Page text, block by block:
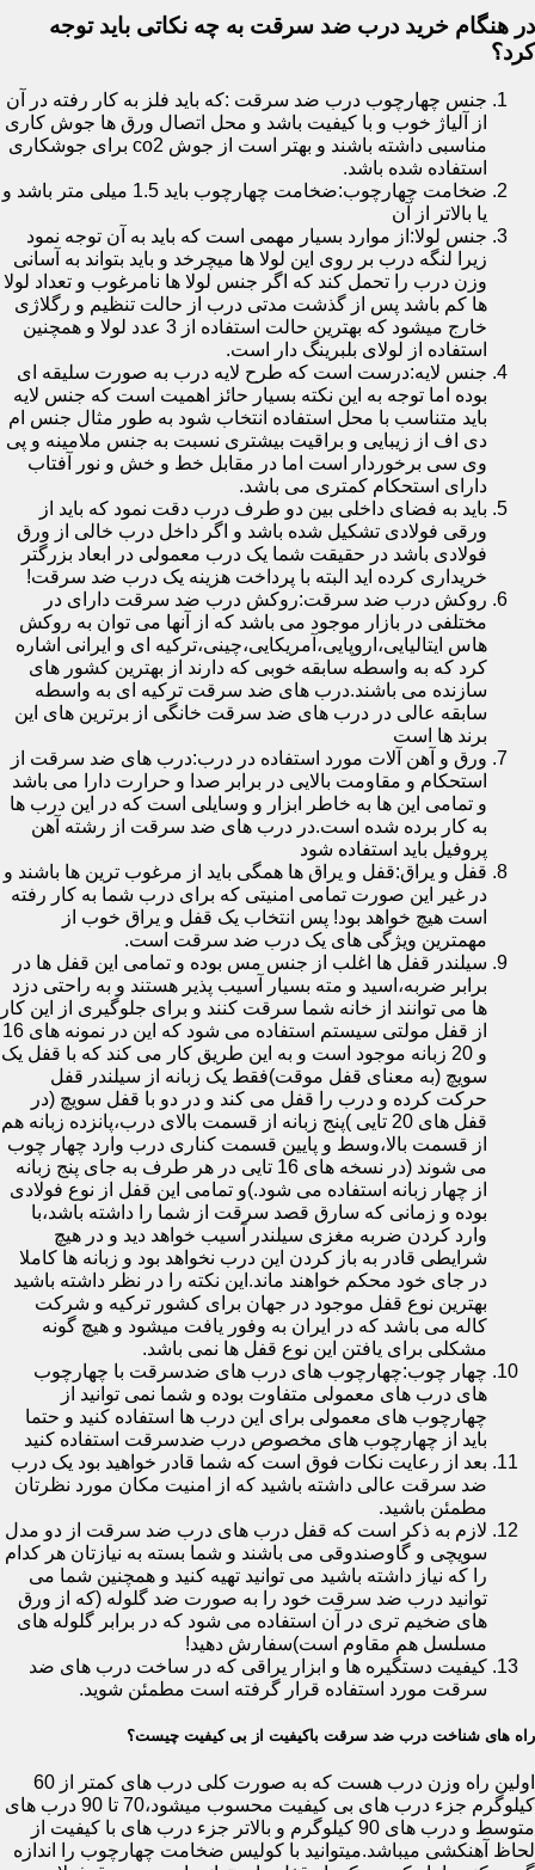
در هنگام خرید درب ضد سرقت به چه نکاتی باید توجه
کرد؟
جنس چهارچوب درب ضد سرقت :که باید فلز به کار رفته در آن
از آلیاژ خوب و با کیفیت باشد و محل اتصال ورق ها جوش کاری
مناسبی داشته باشند و بهتر است از جوش co2 برای جوشکاری
استفاده شده باشد.
ضخامت چهارچوب:ضخامت چهارچوب باید 1.5 میلی متر باشد و
یا بالاتر از آن
جنس لولا:از موارد بسیار مهمی است که باید به آن توجه نمود
زیرا لنگه درب بر روی این لولا ها میچرخد و باید بتواند به آسانی
وزن درب را تحمل کند که اگر جنس لولا ها نامرغوب و تعداد لولا
ها کم باشد پس از گذشت مدتی درب از حالت تنظیم و رگلاژی
خارج میشود که بهترین حالت استفاده از 3 عدد لولا و همچنین
استفاده از لولای بلبرینگ دار است.
جنس لایه:درست است که طرح لایه درب به صورت سلیقه ای
بوده اما توجه به این نکته بسیار حائز اهمیت است که جنس لایه
باید متناسب با محل استفاده انتخاب شود به طور مثال جنس ام
دی اف از زیبایی و براقیت بیشتری نسبت به جنس ملامینه و پی
وی سی برخوردار است اما در مقابل خط و خش و نور آفتاب
دارای استحکام کمتری می باشد.
باید به فضای داخلی بین دو طرف درب دقت نمود که باید از
ورقی فولادی تشکیل شده باشد و اگر داخل درب خالی از ورق
فولادی باشد در حقیقت شما یک درب معمولی در ابعاد بزرگتر
خریداری کرده اید البته با پرداخت هزینه یک درب ضد سرقت!
روکش درب ضد سرقت:روکش درب ضد سرقت دارای در
مختلفی در بازار موجود می باشد که از آنها می توان به روکش
هاس ایتالیایی،اروپایی،آمریکایی،چینی،ترکیه ای و ایرانی اشاره
کرد که به واسطه سابقه خوبی که دارند از بهترین کشور های
سازنده می باشند.درب های ضد سرقت ترکیه ای به واسطه
سابقه عالی در درب های ضد سرقت خانگی از برترین های این
برند ها است
ورق و آهن آلات مورد استفاده در درب:درب های ضد سرقت از
استحکام و مقاومت بالایی در برابر صدا و حرارت دارا می باشد
و تمامی این ها به خاطر ابزار و وسایلی است که در این درب ها
به کار برده شده است.در درب های ضد سرقت از رشته آهن
پروفیل باید استفاده شود
قفل و یراق:قفل و یراق ها همگی باید از مرغوب ترین ها باشند و
در غیر این صورت تمامی امنیتی که برای درب شما به کار رفته
است هیچ خواهد بود! پس انتخاب یک قفل و یراق خوب از
مهمترین ویژگی های یک درب ضد سرقت است.
سیلندر قفل ها اغلب از جنس مس بوده و تمامی این قفل ها در
برابر ضربه،اسید و مته بسیار آسیب پذیر هستند و به راحتی دزد
ها می توانند از خانه شما سرقت کنند و برای جلوگیری از این کار
از قفل مولتی سیستم استفاده می شود که این در نمونه های 16
و 20 زبانه موجود است و به این طریق کار می کند که با قفل یک
سویچ (به معنای قفل موقت)فقط یک زبانه از سیلندر قفل
حرکت کرده و درب را قفل می کند و در دو با قفل سویچ (در
قفل های 20 تایی )پنج زبانه از قسمت بالای درب،پانزده زبانه هم
از قسمت بالا،وسط و پایین قسمت کناری درب وارد چهار چوب
می شوند (در نسخه های 16 تایی در هر طرف به جای پنج زبانه
از چهار زبانه استفاده می شود.)و تمامی این قفل از نوع فولادی
بوده و زمانی که سارق قصد سرقت از شما را داشته باشد،با
وارد کردن ضربه مغزی سیلندر آسیب خواهد دید و در هیچ
شرایطی قادر به باز کردن این درب نخواهد بود و زبانه ها کاملا
در جای خود محکم خواهند ماند.این نکته را در نظر داشته باشید
بهترین نوع قفل موجود در جهان برای کشور ترکیه و شرکت
کاله می باشد که در ایران به وفور یافت میشود و هیچ گونه
مشکلی برای یافتن این نوع قفل ها نمی باشد.
چهار چوب:چهارچوب های درب های ضدسرقت با چهارچوب
های درب های معمولی متفاوت بوده و شما نمی توانید از
چهارچوب های معمولی برای این درب ها استفاده کنید و حتما
باید از چهارچوب های مخصوص درب ضدسرقت استفاده کنید
بعد از رعایت نکات فوق است که شما قادر خواهید بود یک درب
ضد سرقت عالی داشته باشید که از امنیت مکان مورد نظرتان
مطمئن باشید.
لازم به ذکر است که قفل درب های درب ضد سرقت از دو مدل
سویچی و گاوصندوقی می باشند و شما بسته به نیازتان هر کدام
را که نیاز داشته باشید می توانید تهیه کنید و همچنین شما می
توانید درب ضد سرقت خود را به صورت ضد گلوله (که از ورق
های ضخیم تری در آن استفاده می شود که در برابر گلوله های
مسلسل هم مقاوم است)سفارش دهید!
کیفیت دستگیره ها و ابزار یراقی که در ساخت درب های ضد
سرقت مورد استفاده قرار گرفته است مطمئن شوید.
راه های شناخت درب ضد سرقت باکیفیت از بی کیفیت چیست؟
اولین راه وزن درب هست که به صورت کلی درب های کمتر از 60
کیلوگرم جزء درب های بی کیفیت محسوب میشود،70 تا 90 درب های
متوسط و درب های 90 کیلوگرم و بالاتر جزء درب های با کیفیت از
لحاظ آهنکشی میباشد.میتوانید با کولیس ضخامت چهارچوب را اندازه